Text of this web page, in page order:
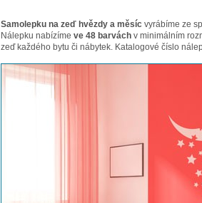
Samolepku na zeď hvězdy a měsíc vyrábíme ze
Nálepku nabízíme ve 48 barvách v minimálním
zeď každého bytu či nábytek. Katalogové číslo